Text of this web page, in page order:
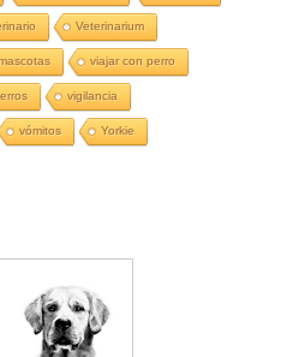
Veterinarium
viajar con perro
vigilancia
vómitos Yorkie